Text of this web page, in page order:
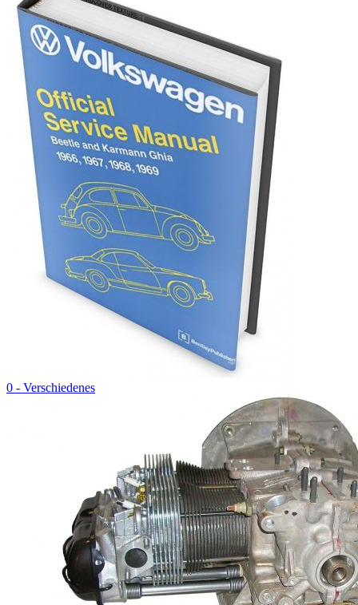
0 - Verschiedenes